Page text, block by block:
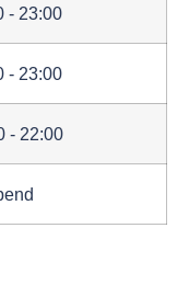
- 23:00
- 23:00
- 22:00